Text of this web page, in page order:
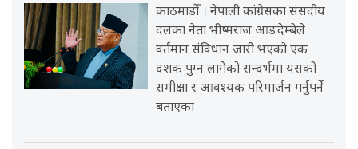
काठमाडौँ । नेपाली कांग्रेसका संसदीय
दलका नेता भीष्मराज आङदेम्बेले
वर्तमान संविधान जारी भएको एक
दशक पुग्न लागेको सन्दर्भमा यसको
समीक्षा र आवश्यक परिमार्जन गर्नुपर्ने
बताएका